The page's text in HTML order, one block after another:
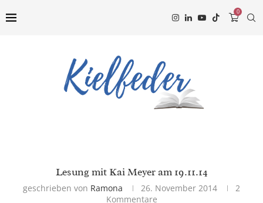
0
Lesung mit Kai Meyer am 19.11.14
geschrieben von Ramona 26. November 2014
2
Kommentare